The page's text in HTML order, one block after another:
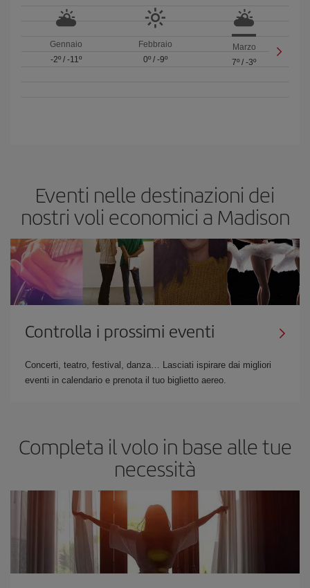
Gennaio
-2º/ -11º
Febbraio
0º/ -9º
Marzo
7º /-3º
Eventi nelle destinazioni dei
nostri voli economici a Madison
Controlla i prossimi eventi
Concerti, teatro, festival, danza… Lasciati ispirare dai migliori
eventi in calendario e prenota il tuo biglietto aereo.
Completa il volo in base alle tue
necessità